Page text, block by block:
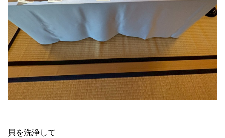
貝を洗浄して